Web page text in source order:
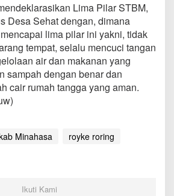
Lima Pilar STBM,
Desa Sehat dengan, dimana
lima pilar ini yakni, tidak
tempat, selalu mencuci tangan
air dan makanan yang
sampah dengan benar dan
cair rumah tangga yang aman.
Minahasa
royke roring
Ikuti Kami